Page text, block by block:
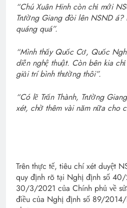
“Chú Xuân Hinh còn chỉ mới
Trường Giang đòi lên NSND á?
quáng quá”.
“Mình thấy Quốc Cơ, Quốc
diễn nghệ thuật. Còn bên kia
giải trí bình thường thôi”.
“Có lẽ Trấn Thành, Trường
xét, chờ thêm vài năm nữa cho
Trên thực tế, tiêu chí xét duyệt
quy định rõ tại Nghị định số
30/3/2021 của Chính phủ về
điều của Nghị định số 89/